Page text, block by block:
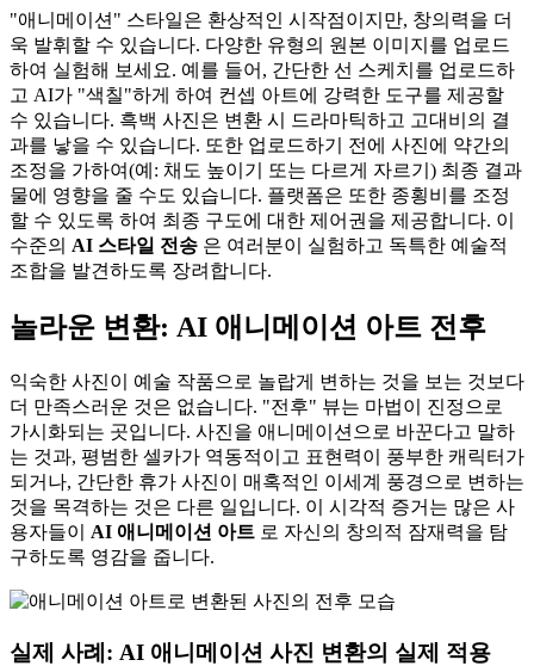
"애니메이션" 스타일은 환상적인 시작점이지만, 창의력을 더
욱 발휘할 수 있습니다. 다양한 유형의 원본 이미지를 업로드
하여 실험해 보세요. 예를 들어, 간단한 선 스케치를 업로드하
고 AI가 "색칠"하게 하여 컨셉 아트에 강력한 도구를 제공할
수 있습니다. 흑백 사진은 변환 시 드라마틱하고 고대비의 결
과를 낳을 수 있습니다. 또한 업로드하기 전에 사진에 약간의
조정을 가하여(예: 채도 높이기 또는 다르게 자르기) 최종 결과
물에 영향을 줄 수도 있습니다. 플랫폼은 또한 종횡비를 조정
할 수 있도록 하여 최종 구도에 대한 제어권을 제공합니다. 이
수준의 AI 스타일 전송 은 여러분이 실험하고 독특한 예술적
조합을 발견하도록 장려합니다.
놀라운 변환: AI 애니메이션 아트 전후
익숙한 사진이 예술 작품으로 놀랍게 변하는 것을 보는 것보다
더 만족스러운 것은 없습니다. "전후" 뷰는 마법이 진정으로
가시화되는 곳입니다. 사진을 애니메이션으로 바꾼다고 말하
는 것과, 평범한 셀카가 역동적이고 표현력이 풍부한 캐릭터가
되거나, 간단한 휴가 사진이 매혹적인 이세계 풍경으로 변하는
것을 목격하는 것은 다른 일입니다. 이 시각적 증거는 많은 사
용자들이 AI 애니메이션 아트 로 자신의 창의적 잠재력을 탐
구하도록 영감을 줍니다.
실제 사례: AI 애니메이션 사진 변환의 실제 적용